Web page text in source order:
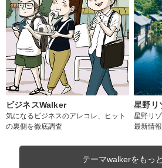
ビジネスWalker
気になるビジネスのアレコレ、ヒット
の裏側を徹底調査
星野リ
星野リ
最新情
テーマwalkerをもっ